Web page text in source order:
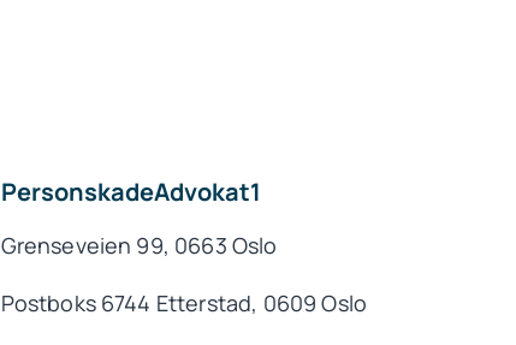
PersonskadeAdvokat1
Grenseveien 99, 0663 Oslo
Postboks 6744 Etterstad, 0609 Oslo